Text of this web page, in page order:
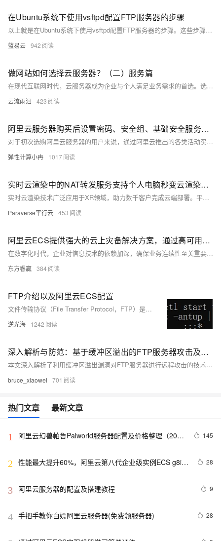
在Ubuntu系统下使用vsftpd配置FTP服务器的步骤
以上就是在Ubuntu系统下使用vsftpd配置FTP服务器的步骤。这些步骤都是基础的，但足够让你建立一个简单的FTP服务器。如果你需要更高级的功能，例如SSL加密、虚拟用户等，你可能需要进一步研究vsftpd的配置选项。
蓝易云 942
做网站如何选择云服务器？（二）服务篇
在现代互联网时代，云服务器成为企业与个人满足业务需求的首选。选择云服务商时需关注多个方面：稳定性与数据保护（如99.95%高可用性、99.999%数据可靠性）、安全防护体系（DDoS防护、入侵检测等）、弹性扩展功能、技术支持体系（24/7支持）、高性价比与灵活付费模式、快速供应与部署能力、多区域覆盖与线路选择、不限流量与IP更换、垂直场景方案（如游戏云、AI训练）及用户评价与案例分析。特别关注不同行业需求，如初创团队的成本控制、大型企业的合规性审查、金融医疗的安全合规等。综合考虑这些因素，才能确保网站高效运行和持续发展。
云流雨洄 423
阿里云服务器购买后设置密码、安全组、基础安全服务、挂载云盘等流程简介
对于初次选购阿里云服务器的用户来说，通过阿里云推出的各类活动买到心仪的云服务器仅仅是第一步。为了确保云服务器能够正常运行并承载您的应用，购买之后还需要给云服务器设置远程登录密码、设置安全组规则、设置基础安全、购买并挂载云盘等操作之后，我们才能使用并部署自己的应用到云服务器上。本文将详细介绍在阿里云的活动中购买云服务器后，您必须完成的几个关键步骤，助您快速上手并充分利用云服务器的强大功能。
弹性计算小冉 1017
实时云渲染中的NAT转发服务支持个人电脑秒变云渲染服务器
实时云渲染技术广泛应用于XR领域，助力数千客户完成云端部署。平行云推出的转发服务解决了家庭网络动态IP问题，使个人电脑成为实时云渲染服务器，按实际使用分钟数计费，无用户访问不收费。通过配置LarkXR的代理转发Server和ICE Server，开发者可轻松实现互联网访问内网XR应用，极大提升了开发、测试和演示的便利性。
Paraverse平行云 453
阿里云ECS提供强大的云上灾备解决方案，通过高可用基础设施、多样的数据备份方式及异地灾备服务，帮助企业实现业务的持续稳定运行
在数字化时代，企业对信息技术的依赖加深，确保业务连续性至关重要。阿里云ECS提供强大的云上灾备解决方案，通过高可用基础设施、多样的数据备份方式及异地灾备服务，帮助企业实现业务的持续稳定运行。无论是小型企业还是大型企业，都能从中受益，确保在面对各种风险时保持业务稳定。
东方睿赢 384
FTP介绍以及阿里云ECS配置
文件传输协议（File Transfer Protocol，FTP）是用于在网络上进行文件传输的一套标准协议，它工作在 OSI 模型的第七层， TCP 模型的第四层， 即应用层， 使用 TCP 传输而不是 UDP， 客户在和服务器建立连接前要经过一个“三次握手”的过程， 保证客户与服务器之间的连接是可靠的， 而且是面向连接， 为数据传输提供可靠保证。 FTP允许用户以文件操作的方式（如文件的增、删、改、查、传送等）与另一主机相互通信。然而， 用户并不真正登录到自己想要存取的计算机上面而成为完全用户， 可用FTP程序访问远程资源， 实现用户往返传输文件、目录管理以及访问电子邮件等等， 即使双方
逆光海 1242
深入解析与防范：基于缓冲区溢出的FTP服务器攻击及调用计算器示例
本文深入解析了利用缓冲区溢出漏洞对FTP服务器进行远程攻击的技术，通过分析FreeFlow FTP 1.75版本的漏洞，展示了如何通过构造过长的用户名触发缓冲区溢出并调用计算器（`calc.exe`）。文章详细介绍了攻击原理、关键代码组件及其实现步骤，并提出了有效的防范措施，如输入验证、编译器保护和安全编程语言的选择，以保障系统的安全性。环境搭建基于Windows XP SP3和Kali Linux，使用Metasploit Framework进行攻击演示。请注意，此内容仅用于教育和研究目的。
bruce_xiaowei 701
热门文章 最新文章
1
阿里云幻兽帕鲁Palworld服务器配置及价格整理（2024
145
2 性能最大提升60%，阿里云第八代企业级实例ECS g8i正
28
3 阿里云服务器的配置及搭建教程 9
4 手把手教你白嫖阿里云服务器(免费领服务器) 28